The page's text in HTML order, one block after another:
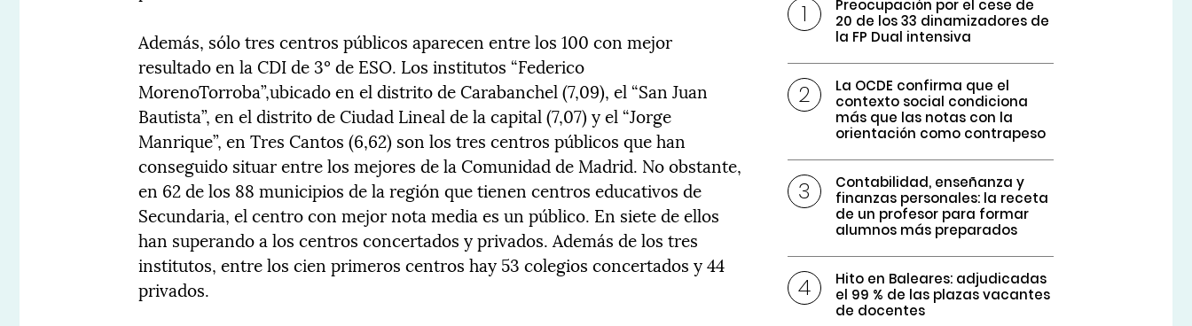
Además, sólo tres centros públicos aparecen entre los 100 con mejor
resultado en la CDI de 3º de ESO. Los institutos “Federico
MorenoTorroba”,ubicado en el distrito de Carabanchel (7,09), el “San Juan
Bautista”, en el distrito de Ciudad Lineal de la capital (7,07) y el “Jorge
Manrique”, en Tres Cantos (6,62) son los tres centros públicos que han
conseguido situar entre los mejores de la Comunidad de Madrid. No obstante,
en 62 de los 88 municipios de la región que tienen centros educativos de
Secundaria, el centro con mejor nota media es un público. En siete de ellos
han superando a los centros concertados y privados. Además de los tres
institutos, entre los cien primeros centros hay 53 colegios concertados y 44
privados.
Preocupación por el cese de
20 de los 33 dinamizadores de
la FP Dual intensiva
La OCDE confirma que el
contexto social condiciona
más que las notas con la
orientación como contrapeso
Contabilidad, enseñanza y
finanzas personales: la receta
de un profesor para formar
alumnos más preparados
Hito en Baleares: adjudicadas
el 99 % de las plazas vacantes
de docentes